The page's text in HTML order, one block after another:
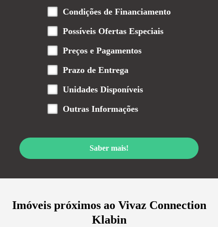
Condições de Financiamento
Possíveis Ofertas Especiais
Preços e Pagamentos
Prazo de Entrega
Unidades Disponíveis
Outras Informações
Saber mais!
Imóveis próximos ao Vivaz Connection
Klabin